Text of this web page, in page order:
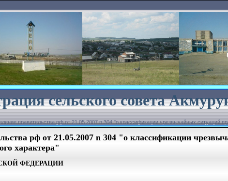
сельского совета
правительства рф от 21.05.2007 n 304 "о классификации чрезвычайных ситуаций
рф от 21.05.2007 n 304 "о классификации
характера"
ФЕДЕРАЦИИ